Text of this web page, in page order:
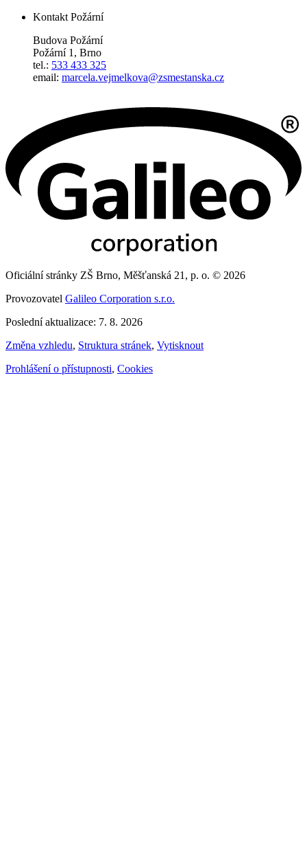
Kontakt Požární
Budova Požární
Požární 1, Brno
tel.: 533 433 325
email: marcela.vejmelkova@zsmestanska.cz
Oficiální stránky ZŠ Brno, Měšťanská 21, p. o. © 2026
Provozovatel Galileo Corporation s.r.o.
Poslední aktualizace: 7. 8. 2026
Změna vzhledu, Struktura stránek, Vytisknout
Prohlášení o přístupnosti, Cookies